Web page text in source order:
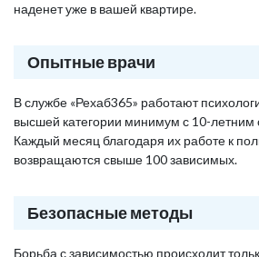
наденет уже в вашей квартире.
Опытные врачи
В службе «Рехаб365» работают
высшей категории минимум с 10-
Каждый месяц благодаря их работе к
возвращаются свыше 100 зависимых.
Безопасные методы
Борьба с зависимостью происходит